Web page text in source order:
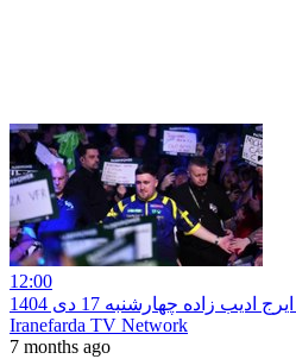
12:00
زاده چهارشنبه 17 دی 1404
Iranefarda TV Network
7 months ago